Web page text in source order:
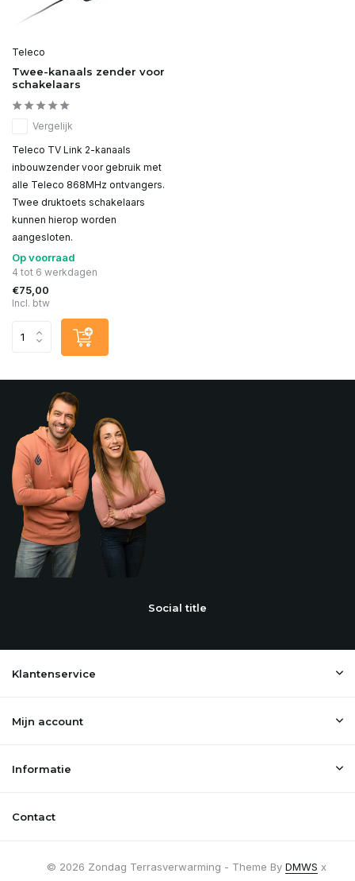
Teleco
Twee-kanaals zender voor
schakelaars
Vergelijk
Teleco TV Link 2-kanaals
inbouwzender voor gebruik met
alle Teleco 868MHz ontvangers.
Twee druktoets schakelaars
kunnen hierop worden
aangesloten.
Op voorraad
4 tot 6 werkdagen
€75,00
Incl. btw
Social title
Klantenservice
Mijn account
Informatie
Contact
© 2026 Zondag Terrasverwarming - Theme By DMWS x